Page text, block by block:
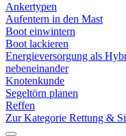
Ankertypen
Aufentern in den Mast
Boot einwintern
Boot lackieren
Energieversorgung als
nebeneinander
Knotenkunde
Segeltörn planen
Reffen
Zur Kategorie Rettung &